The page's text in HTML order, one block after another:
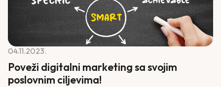
04.11.2023.
Poveži digitalni marketing sa svojim
poslovnim ciljevima!